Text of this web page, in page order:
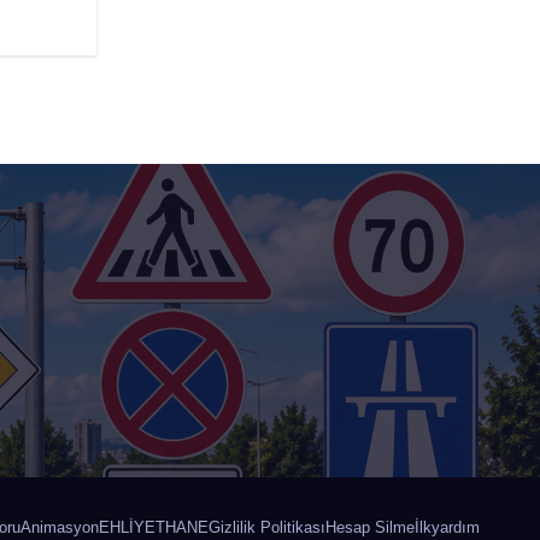
AnimasyonEHLİYETHANEGizlilik Politikası Hesap Silme İlkyardım